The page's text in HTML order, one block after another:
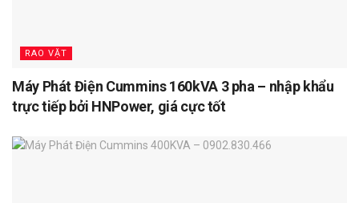
RAO VẶT
Máy Phát Điện Cummins 160kVA 3 pha – nhập khẩu
trực tiếp bởi HNPower, giá cực tốt